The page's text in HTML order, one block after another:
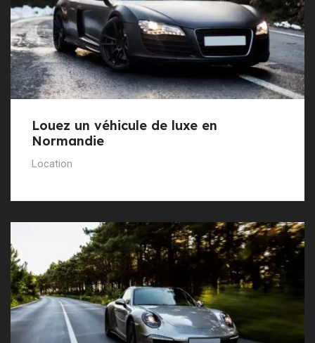
Louez un véhicule de luxe en
Normandie
Location